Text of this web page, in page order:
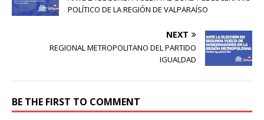
POLÍTICO DE LA REGIÓN DE VALPARAÍSO
NEXT
REGIONAL METROPOLITANO DEL PARTIDO
IGUALDAD
BE THE FIRST TO COMMENT